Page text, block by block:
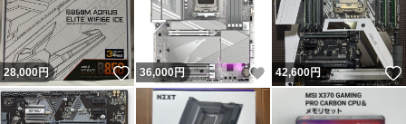
28,000円 いいね！
36,000円 いいね！
42,600円